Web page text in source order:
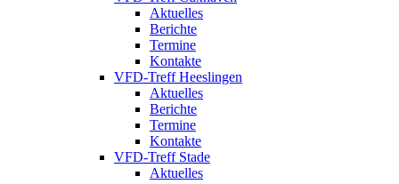
Aktuelles
Berichte
Termine
Kontakte
VFD-Treff Heeslingen
Aktuelles
Berichte
Termine
Kontakte
VFD-Treff Stade
Aktuelles